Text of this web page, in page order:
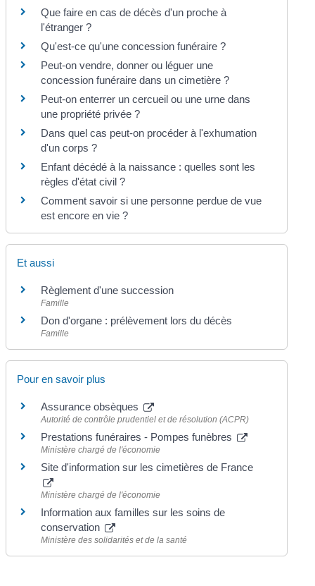
Que faire en cas de décès d'un proche à
l'étranger ?
Qu'est-ce qu'une concession funéraire ?
Peut-on vendre, donner ou léguer une
concession funéraire dans un cimetière ?
Peut-on enterrer un cercueil ou une urne dans
une propriété privée ?
Dans quel cas peut-on procéder à l'exhumation
d'un corps ?
Enfant décédé à la naissance : quelles sont les
règles d'état civil ?
Comment savoir si une personne perdue de vue
est encore en vie ?
Et aussi
Règlement d'une succession
Famille
Don d'organe : prélèvement lors du décès
Famille
Pour en savoir plus
Assurance obsèques
Autorité de contrôle prudentiel et de résolution (ACPR)
Prestations funéraires - Pompes funèbres
Ministère chargé de l'économie
Site d'information sur les cimetières de France
Ministère chargé de l'économie
Information aux familles sur les soins de
conservation
Ministère des solidarités et de la santé